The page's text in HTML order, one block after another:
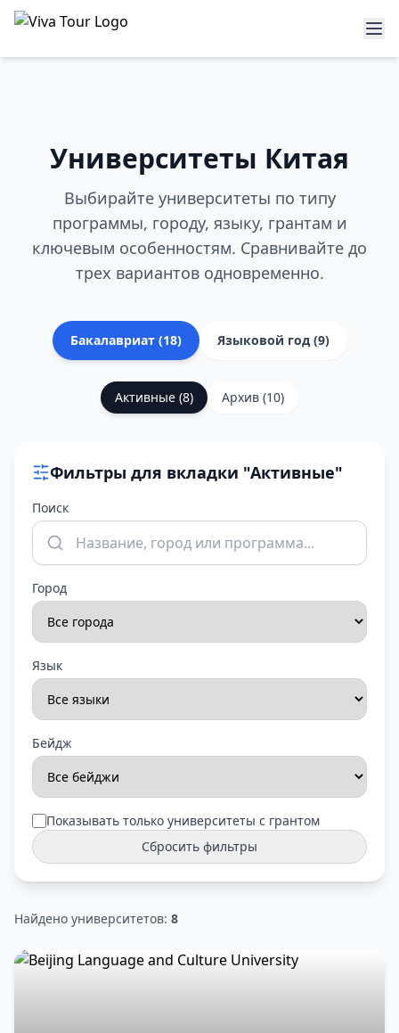
Университеты Китая
Выбирайте университеты по типу
программы, городу, языку, грантам и
ключевым особенностям. Сравнивайте до
трех вариантов одновременно.
Бакалавриат(18) Языковой год(9)
Активные (8) Архив (10)
Фильтры для вкладки "Активные"
Поиск
Город
Язык
Бейдж
Показывать только университеты с грантом
Сбросить фильтры
Найдено университетов: 8